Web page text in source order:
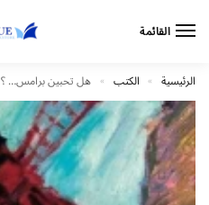
القائمة
الرئيسية » الكتب » هل تحبين برامس… ؟